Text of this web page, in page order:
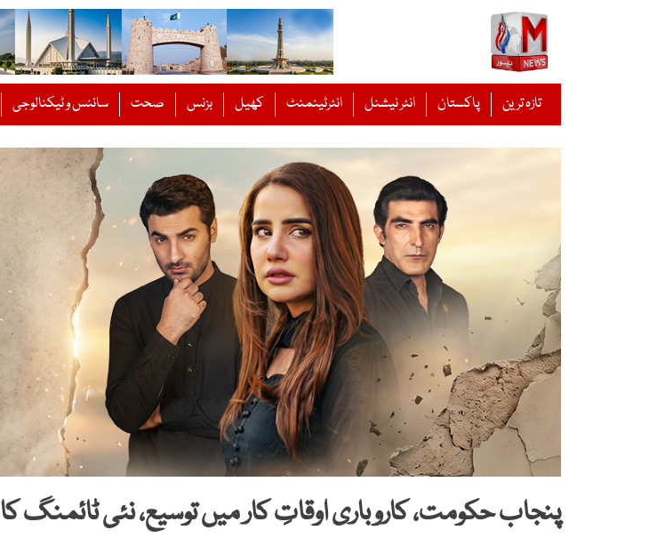
تازہ ترین پاکستان انٹر نیشنل انٹرٹینمنٹ کھیل بزنس صحت سائنس و ٹیکنالوجی
پنجاب حکومت، کاروباری اوقاتِ کار میں توسیع، نئی ٹائمنگ کا